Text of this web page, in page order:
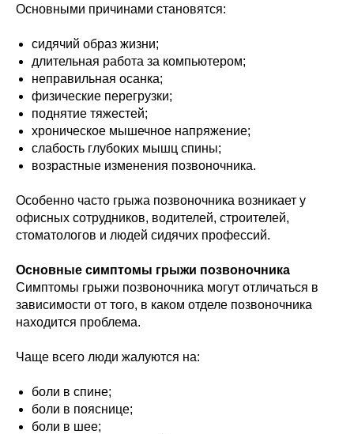
Основными причинами становятся:
сидячий образ жизни;
длительная работа за компьютером;
неправильная осанка;
физические перегрузки;
поднятие тяжестей;
хроническое мышечное напряжение;
слабость глубоких мышц спины;
возрастные изменения позвоночника.
Особенно часто грыжа позвоночника возникает у
офисных сотрудников, водителей, строителей,
стоматологов и людей сидячих профессий.
Основные симптомы грыжи позвоночника
Симптомы грыжи позвоночника могут отличаться в
зависимости от того, в каком отделе позвоночника
находится проблема.
Чаще всего люди жалуются на:
боли в спине;
боли в пояснице;
боли в шее;